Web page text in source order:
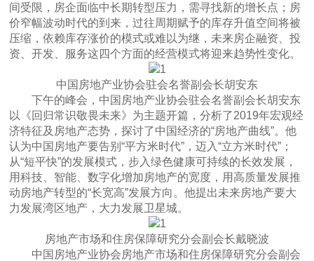
间受限，房企面临中长期转型压力，需寻找新的增长点；房
价窄幅波动时代的到来，过往周期赋予的库存升值空间将被
压缩，依赖库存涨价的模式或难以为继，未来房企融资、投
资、开发、服务这四个方面的经营模式将迎来趋势性变化。
中国房地产业协会驻会名誉副会长胡安东
下午的峰会，中国房地产业协会驻会名誉副会长胡安东
以《回归常识敬畏未来》为主题开篇，分析了2019年宏观经
济特征及房地产态势，探讨了中国经济的“房地产曲线”。他
认为中国房地产要告别“平方米时代”，迈入“立方米时代”；
从“短平快”的发展模式，步入绿色健康可持续的长效发展，
用科技、智能、数字化增加房地产的宽度，用高质量发展推
动房地产转型的“长宽高”发展方向。他提出未来房地产要大
力发展湾区地产，大力发展卫星城。
房地产市场和住房保障研究分会副会长戴晓波
中国房地产业协会房地产市场和住房保障研究分会副会